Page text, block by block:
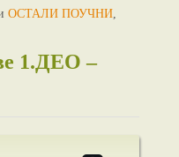
ОСТАЛИ ПОУЧНИ,
1.ДЕО –